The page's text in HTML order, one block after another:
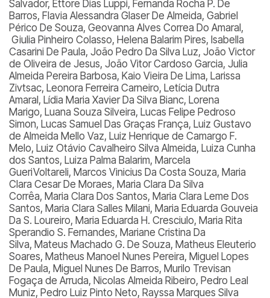
Salvador, Ettore Dias Luppi, Fernanda Rocha P. De
Barros, Flavia Alessandra Glaser De Almeida, Gabriel
Périco De Souza, Geovanna Alves Correa Do Amaral,
Giulia Pinheiro Colasso, Helena Balarim Pires, Isabella
Casarini De Paula, João Pedro Da Silva Luz, João Victor
de Oliveira de Jesus, João Vitor Cardoso Garcia, Julia
Almeida Pereira Barbosa, Kaio Vieira De Lima, Larissa
Zivtsac, Leonora Ferreira Carneiro, Letícia Dutra
Amaral, Lídia Maria Xavier Da Silva Bianc, Lorena
Marigo, Luana Souza Silveira, Lucas Felipe Pedroso
Simon, Lucas Samuel Das Graças França, Luiz Gustavo
de Almeida Mello Vaz, Luiz Henrique de Camargo F.
Melo, Luiz Otávio Cavalheiro Silva Almeida, Luiza Cunha
dos Santos, Luiza Palma Balarim, Marcela
GueriVoltareli, Marcos Vinicius Da Costa Souza, Maria
Clara Cesar De Moraes, Maria Clara Da Silva
Corrêa, Maria Clara Dos Santos, Maria Clara Leme Dos
Santos, Maria Clara Salles Milani, Maria Eduarda Gouveia
Da S. Loureiro, Maria Eduarda H. Cresciulo, Maria Rita
Sperandio S. Fernandes, Mariane Cristina Da
Silva, Mateus Machado G. De Souza, Matheus Eleuterio
Soares, Matheus Manoel Nunes Pereira, Miguel Lopes
De Paula, Miguel Nunes De Barros, Murilo Trevisan
Fogaça de Arruda, Nicolas Almeida Ribeiro, Pedro Leal
Muniz, Pedro Luiz Pinto Neto, Rayssa Marques Silva